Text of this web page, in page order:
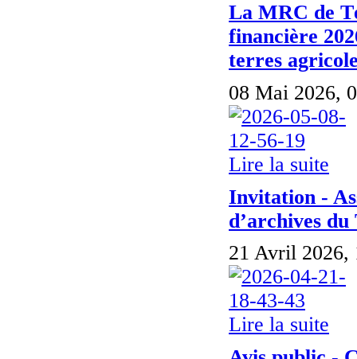
La MRC de
financière
terres
08 Mai 2026,
Lire la suite
Invitation -
d’archives
21 Avril 2026,
Lire la suite